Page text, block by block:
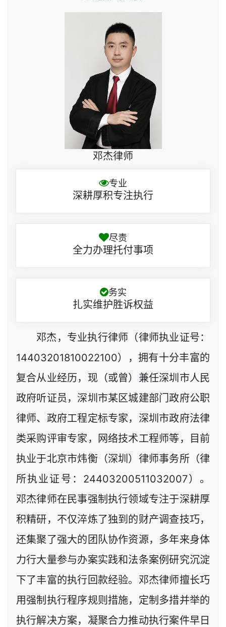
邓杰律师
专业
深耕厚积专注执行
尽责
全力办理托付事项
务实
扎实维护胜诉权益
邓杰，专业执行律师（律师执业证号：
14403201810022100），拥有十分丰富的
复合从业经历，现（或曾）兼任深圳市人民
政府听证员，深圳市某区城建部门政府公职
律师、政府工程定标专家，深圳市政府法律
类采购评审专家，网络技术工程师等，目前
执业于北京市炜衡（深圳）律师事务所（律
所执业证号：24403200511032007）。
邓杰律师在民事强制执行领域专注于深耕厚
积精研，不仅淬炼了独到的财产调查技巧，
还集聚了强大的团队协作资源，多年来身体
力行大量参与办案实践和法条案例研究沉淀
下了丰富的执行回款经验。邓杰律师擅长巧
用强制执行程序规则措施，定制多措并举的
执行解决方案，凝聚合力推动执行案件早日